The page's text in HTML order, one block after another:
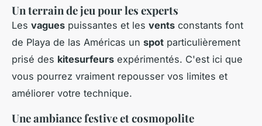
Un terrain de jeu pour les experts
Les vagues puissantes et les vents constants font
de Playa de las Américas un spot particulièrement
prisé des kitesurfeurs expérimentés. C'est ici que
vous pourrez vraiment repousser vos limites et
améliorer votre technique.
Une ambiance festive et cosmopolite